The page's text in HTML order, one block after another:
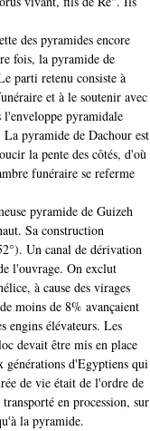
des pyramides encore
fois, la pyramide de
parti retenu consiste à
et à le soutenir avec
pyramidale
pyramide de Dachour est
la pente des côtés, d'où
funéraire se referme
pyramide de Guizeh
Sa construction
Un canal de dérivation
l'ouvrage. On exclut
à cause des virages
moins de 8% avançaient
engins élévateurs. Les
devait être mis en place
générations d'Egyptiens qui
de vie était de l'ordre de
en procession, sur
la pyramide.